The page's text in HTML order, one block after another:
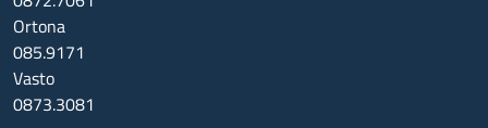
Ortona
085.9171
Vasto
0873.3081